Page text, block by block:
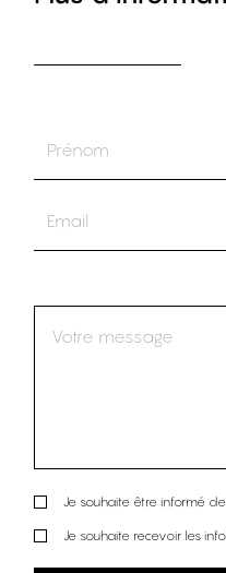
Je souhaite être informé
Je souhaite recevoir les